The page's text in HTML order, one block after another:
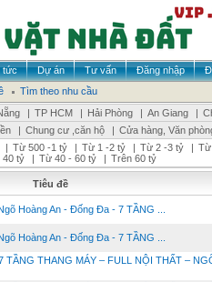
tức Dự án Tư vấn Đăng nhập
Tìm theo nhu cầu
| TP HCM | Hải Phòng | An Giang |
| Chung cư ,căn hộ | Cửa hàng, Văn
| Từ 500 -1 tỷ | Từ 1 -2 tỷ | Từ 2 -3 tỷ | Từ
40 tỷ | Từ 40 - 60 tỷ | Trên 60 tỷ
Tiêu đề
Hoàng An - Đống Đa - 7 TẦNG ...
Hoàng An - Đống Đa - 7 TẦNG ...
TẦNG THANG MÁY – FULL NỘI THẤT –